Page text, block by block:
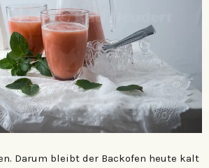
Darum bleibt der Backofen heute kalt